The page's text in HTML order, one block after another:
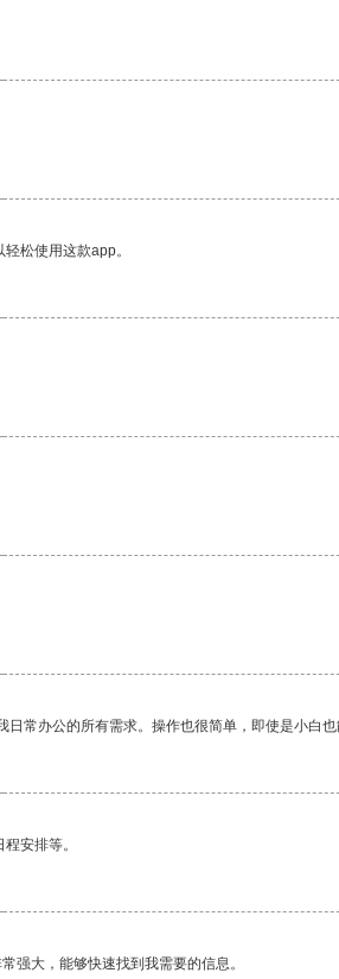
松使用这款app。
常办公的所有需求。操作也很简单，即使是小白也
安排等。
强大，能够快速找到我需要的信息。